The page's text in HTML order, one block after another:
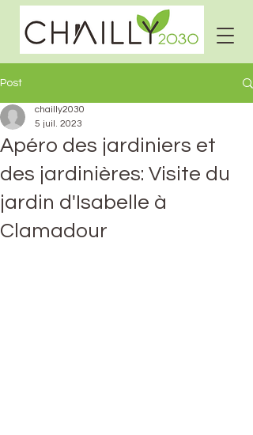
Post
Apéro des jardiniers et
des jardinières: Visite du
jardin d'Isabelle à
Clamadour
chailly2030
5 juil. 2023